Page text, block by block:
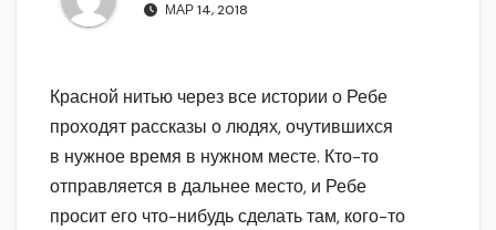
МАР 14, 2018
Красной нитью через все истории о Ребе
проходят рассказы о людях, очутившихся
в нужное время в нужном месте. Кто-то
отправляется в дальнее место, и Ребе
просит его что-нибудь сделать там, кого-то